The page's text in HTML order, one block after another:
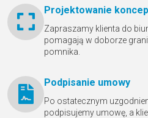
Projektowanie
Zapraszamy klienta do
pomagają w doborze
pomnika.
Podpisanie umowy
Po ostatecznym
podpisujemy umowę, a